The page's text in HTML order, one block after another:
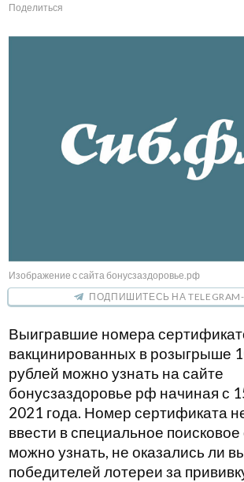
Поделиться
Изображение с сайта бонусзаздоровье.рф
ПОДПИШИТЕСЬ НА
Выигравшие номера
вакцинированных в розыгрыше
рублей можно узнать на сайте
бонусзаздоровье рф начиная с
2021 года. Номер сертификата
ввести в специальное поисковое
можно узнать, не оказались ли
победителей лотереи за